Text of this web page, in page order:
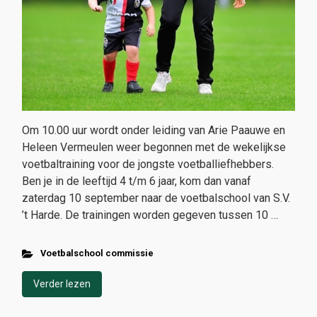
Om 10.00 uur wordt onder leiding van Arie Paauwe en
Heleen Vermeulen weer begonnen met de wekelijkse
voetbaltraining voor de jongste voetballiefhebbers.
Ben je in de leeftijd 4 t/m 6 jaar, kom dan vanaf
zaterdag 10 september naar de voetbalschool van S.V.
’t Harde. De trainingen worden gegeven tussen 10 …
Voetbalschool commissie
Verder lezen